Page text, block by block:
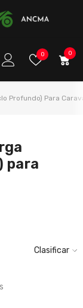
0Listas
0
0
Profundo) Para
para
Clasificar